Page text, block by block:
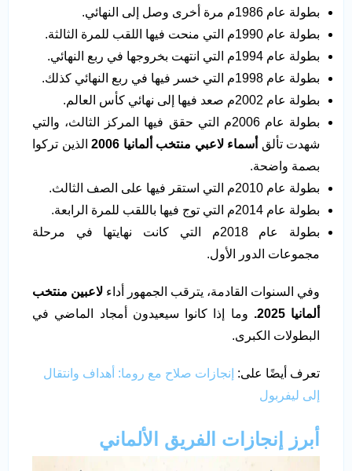
بطولة عام 1986م مرة أخرى وصل إلى النهائي.
بطولة عام 1990م التي منحت فيها اللقب للمرة الثالثة.
بطولة عام 1994م التي انتهت بخروجها في ربع النهائي.
بطولة عام 1998م التي خسر فيها في ربع النهائي كذلك.
بطولة عام 2002م صعد فيها إلى نهائي كأس العالم.
بطولة عام 2006م التي حقق فيها المركز الثالث، والتي
شهدت تألق أسماء لاعبي منتخب ألمانيا 2006
الذين تركوا
بصمة واضحة.
بطولة عام 2010م التي استقر فيها على الصف الثالث.
بطولة عام 2014م التي توج فيها باللقب للمرة الرابعة.
بطولة عام 2018م التي كانت نهايتها في مرحلة
مجموعات الدور الأول.
وفي السنوات القادمة، يترقب الجمهور أداء لاعبين منتخب
ألمانيا 2025.
وما إذا كانوا سيعيدون أمجاد الماضي في
البطولات الكبرى.
تعرف أيضًا على: إنجازات صلاح مع روما: أهداف وانتقال
إلى ليفربول
أبرز إنجازات الفريق الألماني